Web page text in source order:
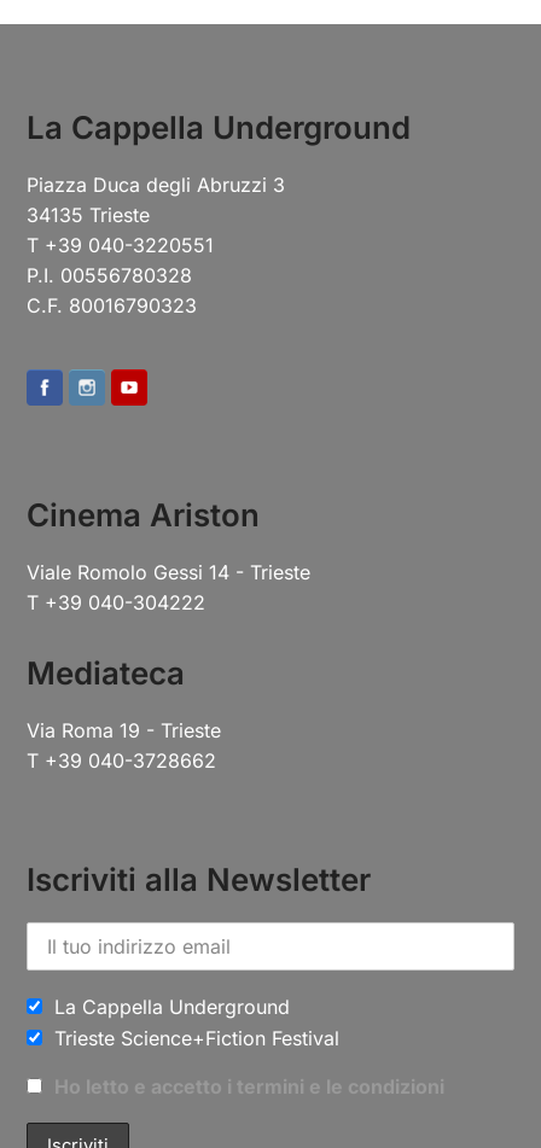
La Cappella Underground
Piazza Duca degli Abruzzi 3
34135 Trieste
T +39 040-3220551
P.I. 00556780328
C.F. 80016790323
Cinema Ariston
Viale Romolo Gessi 14 - Trieste
T +39 040-304222
Mediateca
Via Roma 19 - Trieste
T +39 040-3728662
Iscriviti alla Newsletter
La Cappella Underground
Trieste Science+Fiction Festival
Ho letto e accetto i termini e le condizioni